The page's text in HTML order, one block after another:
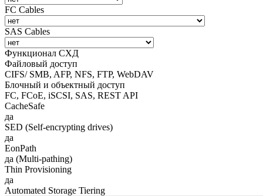
FC Cables
SAS Cables
Функционал СХД
Файловый доступ
CIFS/ SMB, AFP, NFS, FTP, WebDAV
Блочный и объектный доступ
FC, FCoE, iSCSI, SAS, REST API
CacheSafe
да
SED (Self-encrypting drives)
да
EonPath
да (Multi-pathing)
Thin Provisioning
да
Automated Storage Tiering